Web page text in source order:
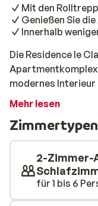
Mit den
Genießen Sie
Innerhalb
Die Residence le
Apartmentkomplex
modernes
was für ein
Wohnzimmer eine
dabei auf die
Geschäfte und
entfernt und die
zu den Skiliften
einem schönen
Mehr lesen
Zimmertypen
2-Zimmer-
für 1 bis 6